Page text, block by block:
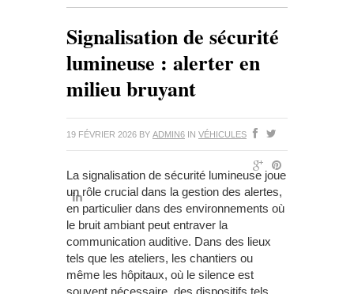
Signalisation de sécurité
lumineuse : alerter en
milieu bruyant
19 FÉVRIER 2026 BY ADMIN6 IN VÉHICULES
La signalisation de sécurité lumineuse joue
un rôle crucial dans la gestion des alertes,
en particulier dans des environnements où
le bruit ambiant peut entraver la
communication auditive. Dans des lieux
tels que les ateliers, les chantiers ou
même les hôpitaux, où le silence est
souvent nécessaire, des dispositifs tels